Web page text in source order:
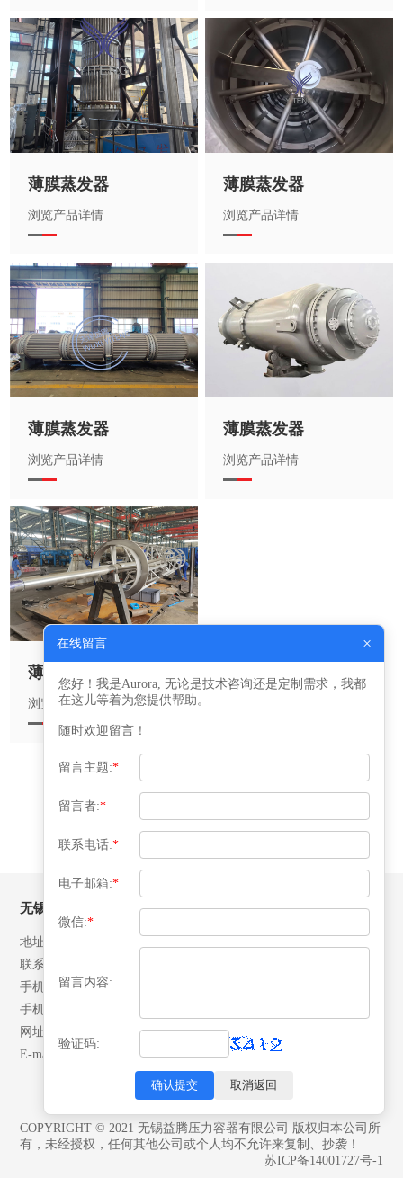
薄膜蒸发器
浏览产品详情
薄膜蒸发器
浏览产品详情
薄膜蒸发器
浏览产品详情
薄膜蒸发器
浏览产品详情
薄膜蒸发器
浏览产品详情
‹ 3
无锡益腾压力容器有限公司
地址：江苏省江阴市月城镇北环路28号
联系人：张先生
手机：13506192042
手机：18652492007
网址：www.yitengrq.com
E-mail: yeekai@yitengrq.com
COPYRIGHT © 2021 无锡益腾压力容器有限公司 版权归本公司所
有，未经授权，任何其他公司或个人均不允许来复制、抄袭！
苏ICP备14001727号-1
在线留言 ×
您好！我是Aurora, 无论是技术咨询还是定制需求，我都
在这儿等着为您提供帮助。
随时欢迎留言！
留言主题:*
留言者:*
联系电话:*
电子邮箱:*
微信:*
留言内容:
验证码:
确认提交 取消返回